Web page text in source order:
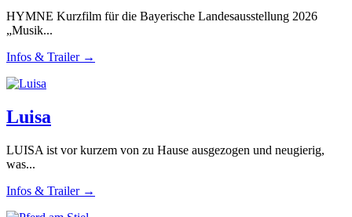
HYMNE Kurzfilm für die Bayerische Landesausstellung 2026
„Musik...
Infos & Trailer →
Luisa
LUISA ist vor kurzem von zu Hause ausgezogen und neugierig,
was...
Infos & Trailer →